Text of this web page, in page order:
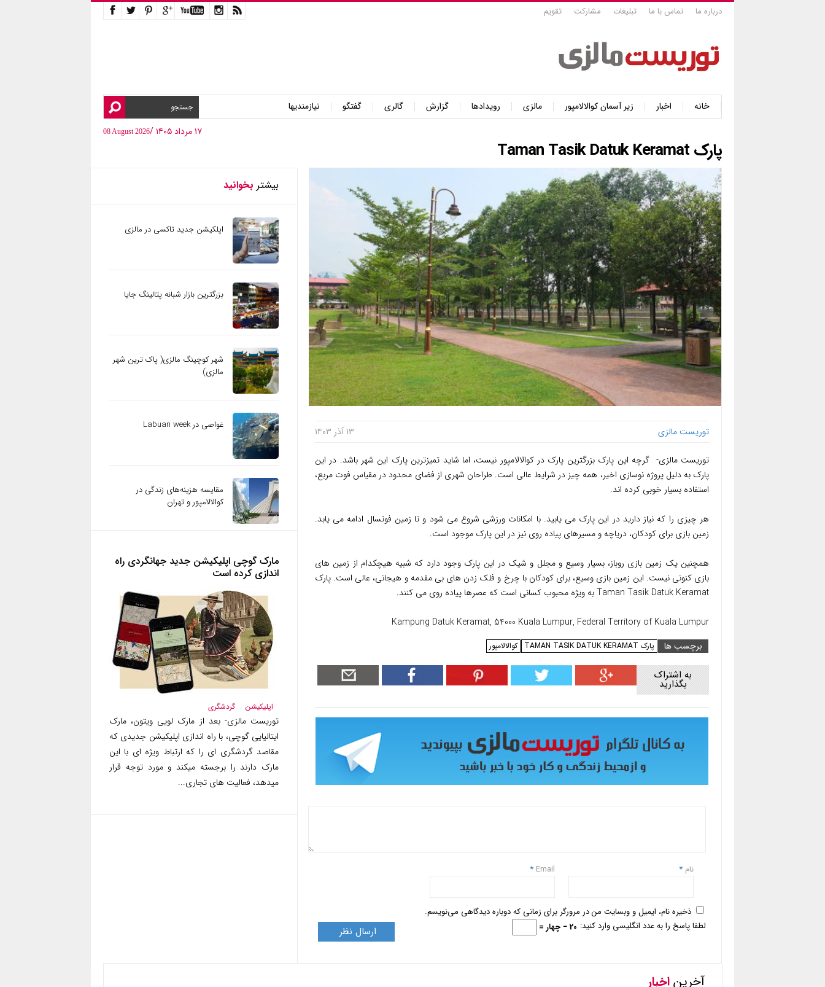
درباره ما تماس با ما تبلیغات مشارکت تقویم
خانه اخبار زیر آسمان کوالالامپور مالزی رویدادها گزارش گالری گفتگو
نیازمندیها
۱۷ مرداد ۱۴۰۵ /
08 August 2026
پارک Taman Tasik Datuk Keramat
توریست مالزی ۱۳ آذر ۱۴۰۳
توریست مالزی- گرچه این پارک بزرگترین پارک در کوالالامپور نیست، اما شاید تمیزترین پارک این شهر باشد. در این
پارک به دلیل پروژه نوسازی اخیر، همه چیز در شرایط عالی است. طراحان شهری از فضای محدود در مقیاس فوت مربع،
استفاده بسیار خوبی کرده اند.
هر چیزی را که نیاز دارید در این پارک می یابید. با امکانات ورزشی شروع می شود و تا زمین فوتسال ادامه می یابد.
زمین بازی برای کودکان، دریاچه و مسیرهای پیاده روی نیز در این پارک موجود است.
همچنین یک زمین بازی روباز، بسیار وسیع و مجلل و شیک در این پارک وجود دارد که شبیه هیچکدام از زمین های
بازی کنونی نیست. این زمین بازی وسیع، برای کودکان با چرخ و فلک زدن های بی مقدمه و هیجانی، عالی است. پارک
Taman Tasik Datuk Keramat به ویژه محبوب کسانی است که عصرها پیاده روی می کنند.
Kampung Datuk Keramat, 54000 Kuala Lumpur, Federal Territory of Kuala Lumpur
برچسب ها
پارک TAMAN TASIK DATUK KERAMAT کوالالامپور
به اشتراک
بگذارید
نام *
Email
*
ذخیره نام، ایمیل و وبسایت من در مرورگر برای زمانی که دوباره دیدگاهی می‌نویسم.
لطفا پاسخ را به عدد انگلیسی وارد کنید: 20 − چهار =
بیشتر بخوانید
اپلکیشن جدید تاکسی در مالزی
بزرگترین بازار شبانه پتالینگ جایا
شهر کوچینگ مالزی( پاک ترین شهر
مالزی)
غواصی در Labuan week
مقایسه هزینه‌های زندگی در
کوالالامپور و تهران
مارک گوچی اپلیکیشن جدید جهانگردی راه
اندازی کرده است
اپلیکیشن گردشگری
توریست مالزی- بعد از مارک لویی ویتون، مارک
ایتالیایی گوچی، با راه اندازی اپلیکیشن جدیدی که
مقاصد گردشگری ای را که ارتباط ویژه ای با این
مارک دارند را برجسته میکند و مورد توجه قرار
میدهد، فعالیت های تجاری...
آخریناخبار